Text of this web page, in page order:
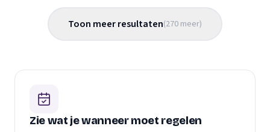
Toon meer resultaten(270 meer)
Zie wat je wanneer moet regelen